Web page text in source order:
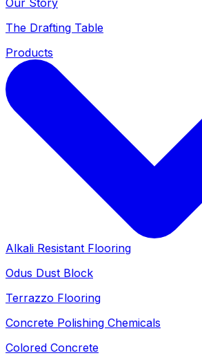
The Drafting Table
Products
Alkali Resistant Flooring
Odus Dust Block
Terrazzo Flooring
Concrete Polishing Chemicals
Colored Concrete